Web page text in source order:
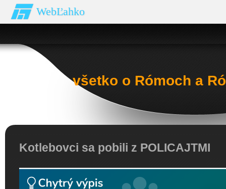
WebĽahko
všetko o Rómoch a
Kotlebovci sa pobili z POLICAJTMI